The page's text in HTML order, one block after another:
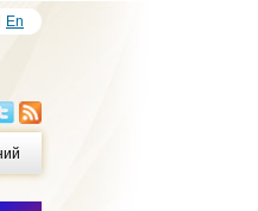
En